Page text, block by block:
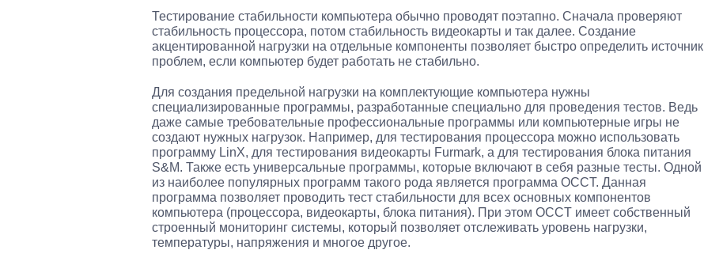
Тестирование стабильности компьютера обычно проводят поэтапно. Сначала проверяют
стабильность процессора, потом стабильность видеокарты и так далее. Создание
акцентированной нагрузки на отдельные компоненты позволяет быстро определить источник
проблем, если компьютер будет работать не стабильно.
Для создания предельной нагрузки на комплектующие компьютера нужны
специализированные программы, разработанные специально для проведения тестов. Ведь
даже самые требовательные профессиональные программы или компьютерные игры не
создают нужных нагрузок. Например, для тестирования процессора можно использовать
программу LinX, для тестирования видеокарты Furmark, а для тестирования блока питания
S&M. Также есть универсальные программы, которые включают в себя разные тесты. Одной
из наиболее популярных программ такого рода является программа OCCT. Данная
программа позволяет проводить тест стабильности для всех основных компонентов
компьютера (процессора, видеокарты, блока питания). При этом OCCT имеет собственный
строенный мониторинг системы, который позволяет отслеживать уровень нагрузки,
температуры, напряжения и многое другое.